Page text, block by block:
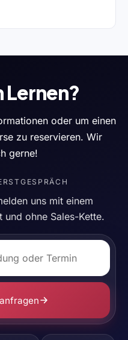
Lernen?
oder um einen
zu reservieren. Wir
gerne!
uns mit einem
und ohne Sales-Kette.